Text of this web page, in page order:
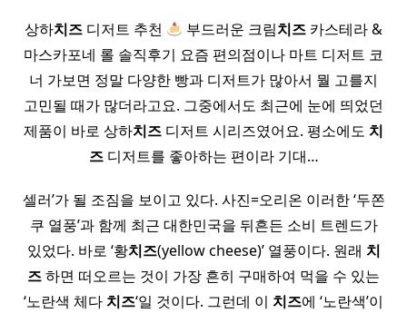
상하치즈디저트 추천 부드러운 크림치즈 카스테라 &
마스카포네 롤 솔직후기 요즘 편의점이나 마트 디저트 코
너 가보면 정말 다양한 빵과 디저트가 많아서 뭘 고를지
고민될 때가 많더라고요. 그중에서도 최근에 눈에 띄었던
제품이 바로 상하치즈 디저트 시리즈였어요. 평소에도 치
즈디저트를 좋아하는 편이라 기대…
셀러’가 될 조짐을 보이고 있다. 사진=오리온 이러한 ‘두쫀
쿠 열풍’과 함께 최근 대한민국을 뒤흔든 소비 트렌드가
있었다. 바로 ‘황치즈(yellow cheese)’ 열풍이다. 원래 치
즈하면 떠오르는 것이 가장 흔히 구매하여 먹을 수 있는
‘노란색 체다치즈‘일 것이다. 그런데 이 치즈에 ‘노란색’이